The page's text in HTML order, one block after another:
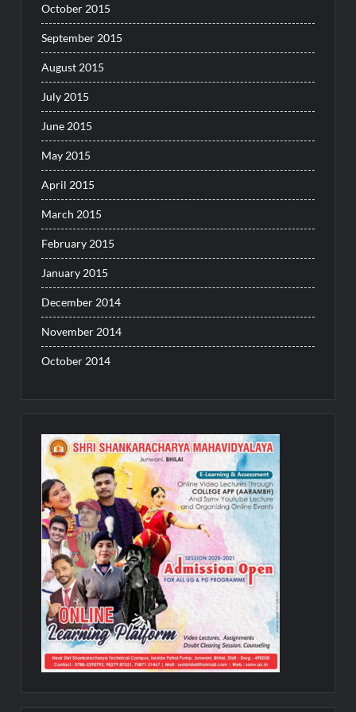
October 2015
September 2015
August 2015
July 2015
June 2015
May 2015
April 2015
March 2015
February 2015
January 2015
December 2014
November 2014
October 2014